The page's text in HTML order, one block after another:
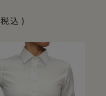
税込